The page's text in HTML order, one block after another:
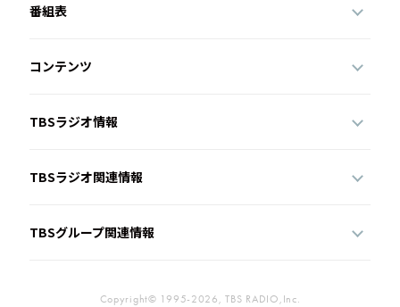
番組表
コンテンツ
TBSラジオ情報
TBSラジオ関連情報
TBSグループ関連情報
Copyright© 1995-2026, TBS RADIO,Inc.